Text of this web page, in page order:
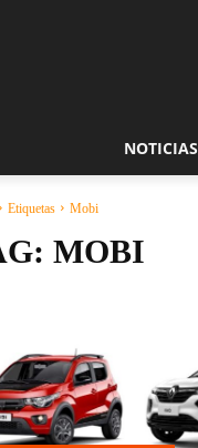
NOTICIAS
Etiquetas Mobi
MOBI